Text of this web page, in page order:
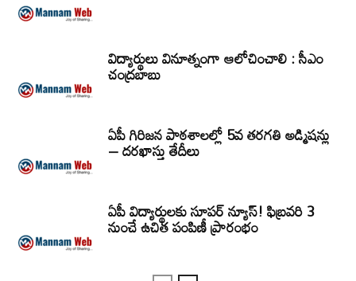
విద్యార్థులు వినూత్నంగా ఆలోచించాలి : సీఎం
చంద్రబాబు
ఏపీ గిరిజన పాఠశాలల్లో 5వ తరగతి అడ్మిషన్లు
– దరఖాస్తు తేదీలు
ఏపీ విద్యార్థులకు సూపర్ న్యూస్! ఫిబ్రవరి 3
నుంచే ఉచిత పంపిణీ ప్రారంభం